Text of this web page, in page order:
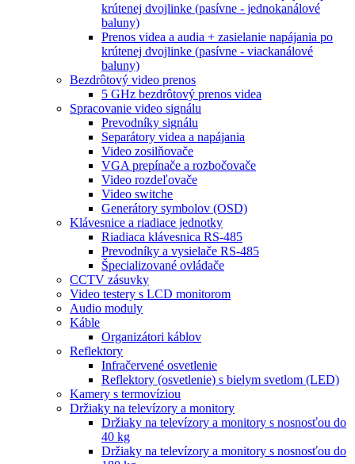
krútenej dvojlinke (pasívne - jednokanálové
baluny)
Prenos videa a audia + zasielanie napájania po
krútenej dvojlinke (pasívne - viackanálové
baluny)
Bezdrôtový video prenos
5 GHz bezdrôtový prenos videa
Spracovanie video signálu
Prevodníky signálu
Separátory videa a napájania
Video zosilňovače
VGA prepínače a rozbočovače
Video rozdeľovače
Video switche
Generátory symbolov (OSD)
Klávesnice a riadiace jednotky
Riadiaca klávesnica RS-485
Prevodníky a vysielače RS-485
Špecializované ovládače
CCTV zásuvky
Video testery s LCD monitorom
Audio moduly
Káble
Organizátori káblov
Reflektory
Infračervené osvetlenie
Reflektory (osvetlenie) s bielym svetlom (LED)
Kamery s termovíziou
Držiaky na televízory a monitory
Držiaky na televízory a monitory s nosnosťou do
40 kg
Držiaky na televízory a monitory s nosnosťou do